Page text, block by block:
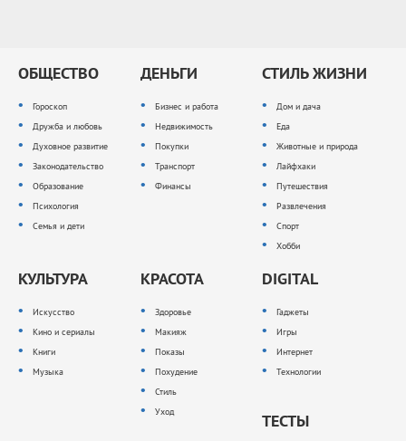
ОБЩЕСТВО
Гороскоп
Дружба и любовь
Духовное развитие
Законодательство
Образование
Психология
Семья и дети
ДЕНЬГИ
Бизнес и работа
Недвижимость
Покупки
Транспорт
Финансы
СТИЛЬ ЖИЗНИ
Дом и дача
Еда
Животные и природа
Лайфхаки
Путешествия
Развлечения
Спорт
Хобби
КУЛЬТУРА
Искусство
Кино и сериалы
Книги
Музыка
КРАСОТА
Здоровье
Макияж
Показы
Похудение
Стиль
Уход
DIGITAL
Гаджеты
Игры
Интернет
Технологии
ТЕСТЫ